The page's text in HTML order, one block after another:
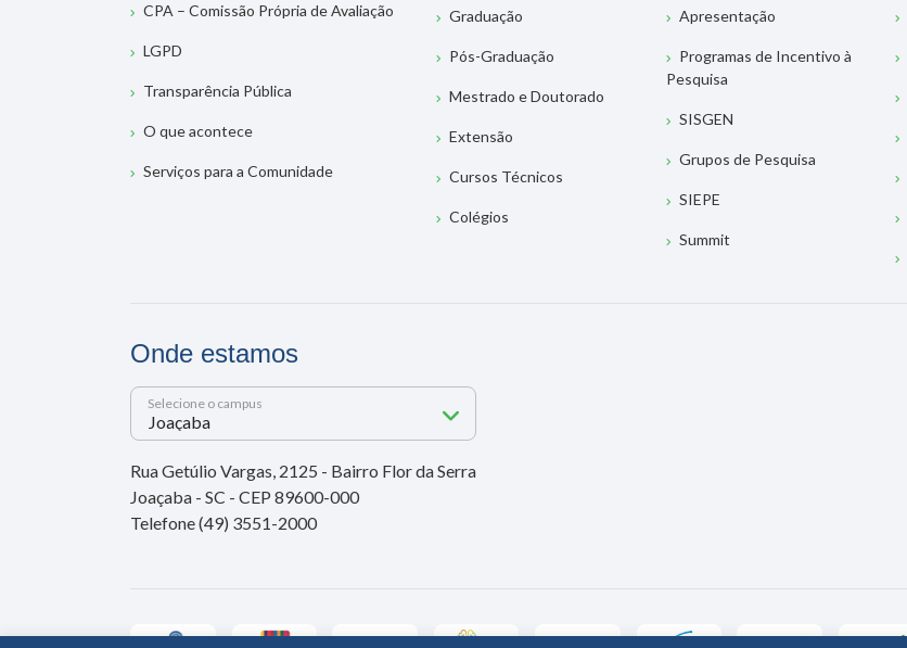
CPA – Comissão Própria de Avaliação
LGPD
Transparência Pública
O que acontece
Serviços para a Comunidade
Graduação
Pós-Graduação
Mestrado e Doutorado
Extensão
Cursos Técnicos
Colégios
Apresentação
Programas de Incentivo à
Pesquisa
SISGEN
Grupos de Pesquisa
SIEPE
Summit
Onde estamos
Selecione o campus
Rua Getúlio Vargas, 2125 - Bairro Flor da Serra
Joaçaba - SC - CEP 89600-000
Telefone (49) 3551-2000